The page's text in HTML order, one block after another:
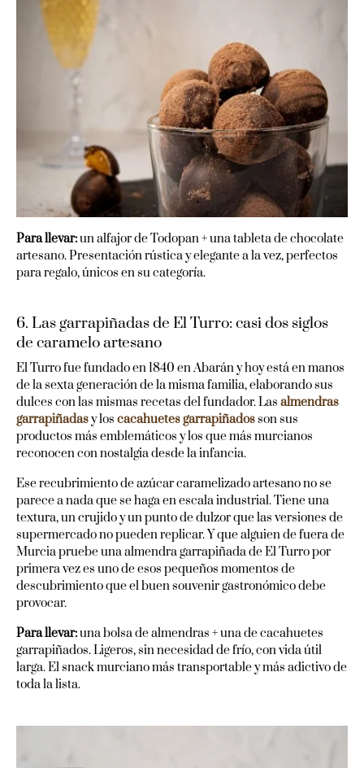
Para llevar:un alfajor de Todopan + una tableta de chocolate
artesano. Presentación rústica y elegante a la vez, perfectos
para regalo, únicos en su categoría.
6. Las garrapiñadas de El Turro: casi dos siglos
de caramelo artesano
El Turro fue fundado en 1840 en Abarán y hoy está en manos
de la sexta generación de la misma familia, elaborando sus
dulces con las mismas recetas del fundador. Las almendras
garrapiñadasy los cacahuetes garrapiñadosson sus
productos más emblemáticos y los que más murcianos
reconocen con nostalgia desde la infancia.
Ese recubrimiento de azúcar caramelizado artesano no se
parece a nada que se haga en escala industrial. Tiene una
textura, un crujido y un punto de dulzor que las versiones de
supermercado no pueden replicar. Y que alguien de fuera de
Murcia pruebe una almendra garrapiñada de El Turro por
primera vez es uno de esos pequeños momentos de
descubrimiento que el buen souvenir gastronómico debe
provocar.
Para llevar:una bolsa de almendras + una de cacahuetes
garrapiñados. Ligeros, sin necesidad de frío, con vida útil
larga. El snack murciano más transportable y más adictivo de
toda la lista.